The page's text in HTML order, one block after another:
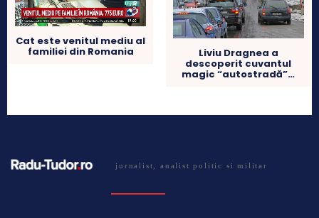
Cat este venitul mediu al
familiei din Romania Liviu Dragnea a
descoperit cuvantul
magic “autostradă”…
jurnalist, analist politic si militar